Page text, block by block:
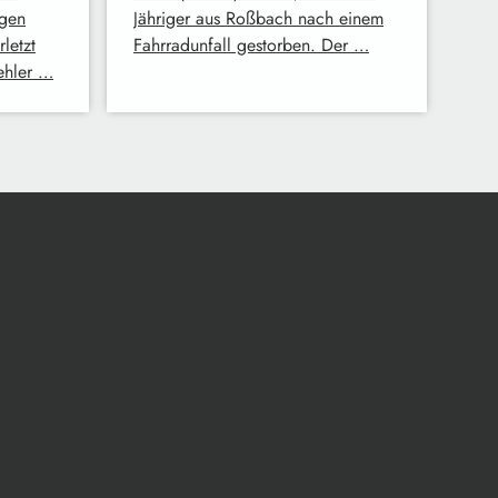
…
Jähriger aus Roßbach nach einem
Fahrradunfall gestorben. Der …